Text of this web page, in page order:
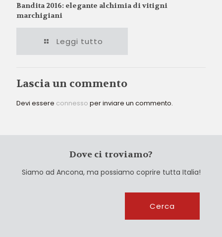
Bandita 2016: elegante alchimia di vitigni
marchigiani
Leggi tutto
Lascia un commento
Devi essere connesso per inviare un commento.
Dove ci troviamo?
Siamo ad Ancona, ma possiamo coprire tutta Italia!
Cerca